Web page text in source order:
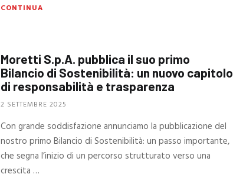
CONTINUA
Moretti S.p.A. pubblica il suo primo
Bilancio di Sostenibilità: un nuovo capitolo
di responsabilità e trasparenza
2 SETTEMBRE 2025
Con grande soddisfazione annunciamo la pubblicazione del
nostro primo Bilancio di Sostenibilità: un passo importante,
che segna l’inizio di un percorso strutturato verso una
crescita …